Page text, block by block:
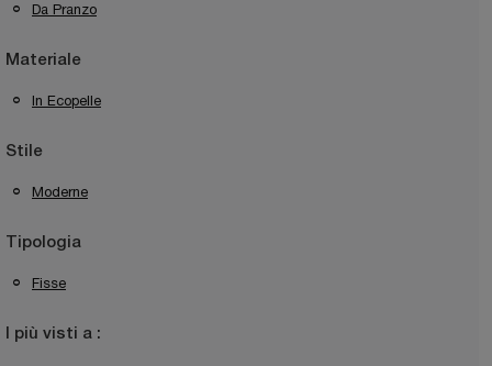
Da Pranzo
Materiale
In Ecopelle
Stile
Moderne
Tipologia
Fisse
I più visti a :